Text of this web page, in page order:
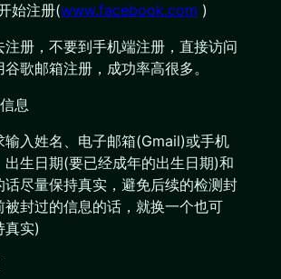
始注册(www.facebook.com )
注册，不要到手机端注册，直接访问
歌邮箱注册，成功率高很多。
息
输入姓名、电子邮箱(Gmail)或手机
出生日期(要已经成年的出生日期)和
话尽量保持真实，避免后续的检测封
被封过的信息的话，就换一个也可
真实)